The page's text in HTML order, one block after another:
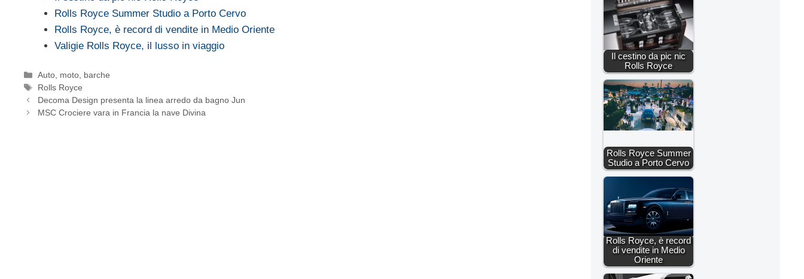
Rolls Royce Summer Studio a Porto Cervo
Rolls Royce, è record di vendite in Medio Oriente
Valigie Rolls Royce, il lusso in viaggio
Categorie
Auto, moto, barche
Tag
Rolls Royce
Decoma Design presenta la linea arredo da bagno Jun
MSC Crociere vara in Francia la nave Divina
Il cestino da pic nic
Rolls Royce
Rolls Royce Summer
Studio a Porto Cervo
Rolls Royce, è record
di vendite in Medio
Oriente